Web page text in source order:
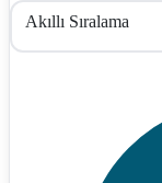
Akıllı Sıralama